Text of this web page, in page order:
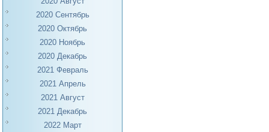
2020 Сентябрь
2020 Октябрь
2020 Ноябрь
2020 Декабрь
2021 Февраль
2021 Апрель
2021 Август
2021 Декабрь
2022 Март